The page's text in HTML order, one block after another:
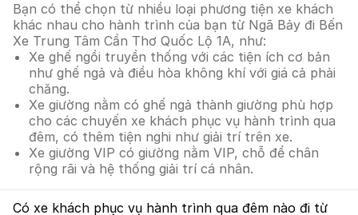
Bạn có thể chọn từ nhiều loại phương tiện xe khách
khác nhau cho hành trình của bạn từ Ngã Bảy đi Bến
Xe Trung Tâm Cần Thơ Quốc Lộ 1A, như:
Xe ghế ngồi truyền thống với các tiện ích cơ bản
như ghế ngả và điều hòa không khí với giá cả phải
chăng.
Xe giường nằm có ghế ngả thành giường phù hợp
cho các chuyến xe khách phục vụ hành trình qua
đêm, có thêm tiện nghi như giải trí trên xe.
Xe giường VIP có giường nằm VIP, chỗ để chân
rộng rãi và hệ thống giải trí cá nhân.
Có xe khách phục vụ hành trình qua đêm nào đi từ